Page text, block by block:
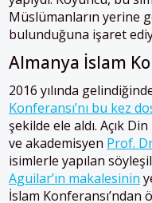
Müslümanların yerine
bulunduğuna işaret
Almanya İslam
2016 yılında
Konferansı’nı bu kez
şekilde ele aldı. Açık
ve akademisyen Prof.
isimlerle yapılan
Aguilar’ın makalesinin
İslam